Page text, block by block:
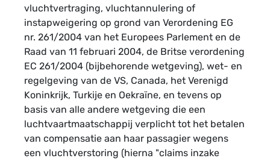
vluchtvertraging, vluchtannulering of
instapweigering op grond van Verordening EG
nr. 261/2004 van het Europees Parlement en de
Raad van 11 februari 2004, de Britse verordening
EC 261/2004 (bijbehorende wetgeving), wet- en
regelgeving van de VS, Canada, het Verenigd
Koninkrijk, Turkije en Oekraïne, en tevens op
basis van alle andere wetgeving die een
luchtvaartmaatschappij verplicht tot het betalen
van compensatie aan haar passagier wegens
een vluchtverstoring (hierna "claims inzake